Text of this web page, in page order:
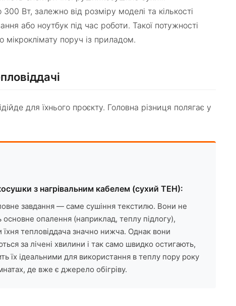
Вт, залежно від розміру моделі та кількості
або ноутбук під час роботи. Такої потужності
поруч із приладом.
для їхнього проєкту. Головна різниця полягає у
з нагрівальним кабелем (сухий ТЕН):
завдання — саме сушіння текстилю. Вони не
основне опалення (наприклад, теплу підлогу),
їхня тепловіддача значно нижча. Однак вони
за лічені хвилини і так само швидко остигають,
їх ідеальними для використання в теплу пору року
де вже є джерело обігріву.